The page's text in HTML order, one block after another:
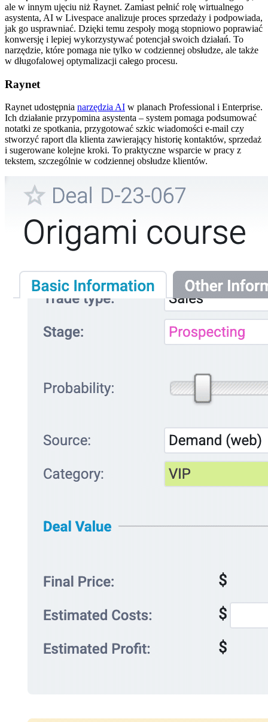
ale w innym ujęciu niż Raynet. Zamiast pełnić rolę wirtualnego
asystenta, AI w Livespace analizuje proces sprzedaży i podpowiada,
jak go usprawniać. Dzięki temu zespoły mogą stopniowo poprawiać
konwersję i lepiej wykorzystywać potencjał swoich działań. To
narzędzie, które pomaga nie tylko w codziennej obsłudze, ale także
w długofalowej optymalizacji całego procesu.
Raynet
Raynet udostępnia narzędzia AI w planach Professional i Enterprise.
Ich działanie przypomina asystenta – system pomaga podsumować
notatki ze spotkania, przygotować szkic wiadomości e-mail czy
stworzyć raport dla klienta zawierający historię kontaktów, sprzedaż
i sugerowane kolejne kroki. To praktyczne wsparcie w pracy z
tekstem, szczególnie w codziennej obsłudze klientów.